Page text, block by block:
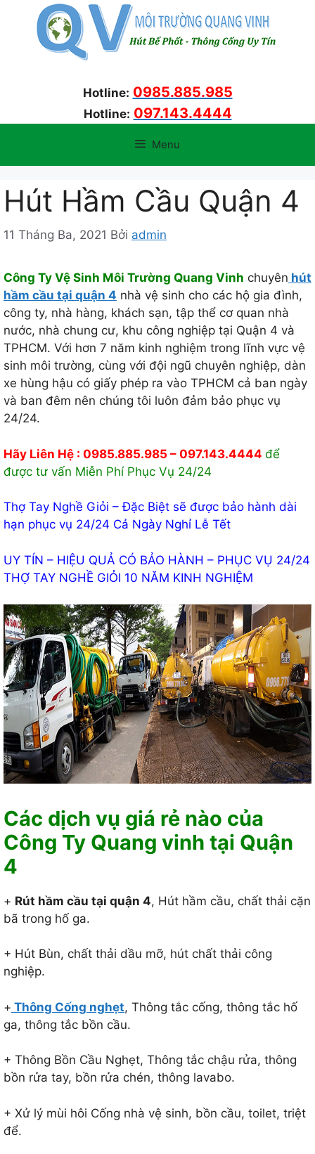
Chuyển
Hotline: 0985.885.985
Hotline: 097.143.4444
Menu
Hút Hầm Cầu Quận 4
11 Tháng Ba, 2021 Bởi admin
Công Ty Vệ Sinh Môi Trường Quang Vinh chuyên hút
hầm cầu tại quận 4 nhà vệ sinh cho các hộ gia đình,
công ty, nhà hàng, khách sạn, tập thể cơ quan nhà
nước, nhà chung cư, khu công nghiệp tại Quận 4 và
TPHCM. Với hơn 7 năm kinh nghiệm trong lĩnh vực vệ
sinh môi trường, cùng với đội ngũ chuyên nghiệp, dàn
xe hùng hậu có giấy phép ra vào TPHCM cả ban ngày
và ban đêm nên chúng tôi luôn đảm bảo phục vụ
24/24.
Hãy Liên Hệ : 0985.885.985 – 097.143.4444 để
được tư vấn Miễn Phí Phục Vụ 24/24
Thợ Tay Nghề Giỏi – Đặc Biệt sẽ được bảo hành dài
hạn phục vụ 24/24 Cả Ngày Nghỉ Lễ Tết
UY TÍN – HIỆU QUẢ CÓ BẢO HÀNH – PHỤC VỤ 24/24
THỢ TAY NGHỀ GIỎI 10 NĂM KINH NGHIỆM
Các dịch vụ giá rẻ nào của
Công Ty Quang vinh tại Quận
4
+ Rút hầm cầu tại quận 4, Hút hầm cầu, chất thải cặn
bã trong hố ga.
+ Hút Bùn, chất thải dầu mỡ, hút chất thải công
nghiệp.
+ Thông Cống nghẹt, Thông tắc cống, thông tắc hố
ga, thông tắc bồn cầu.
+ Thông Bồn Cầu Nghẹt, Thông tắc chậu rửa, thông
bồn rửa tay, bồn rửa chén, thông lavabo.
+ Xử lý mùi hôi Cống nhà vệ sinh, bồn cầu, toilet, triệt
để.